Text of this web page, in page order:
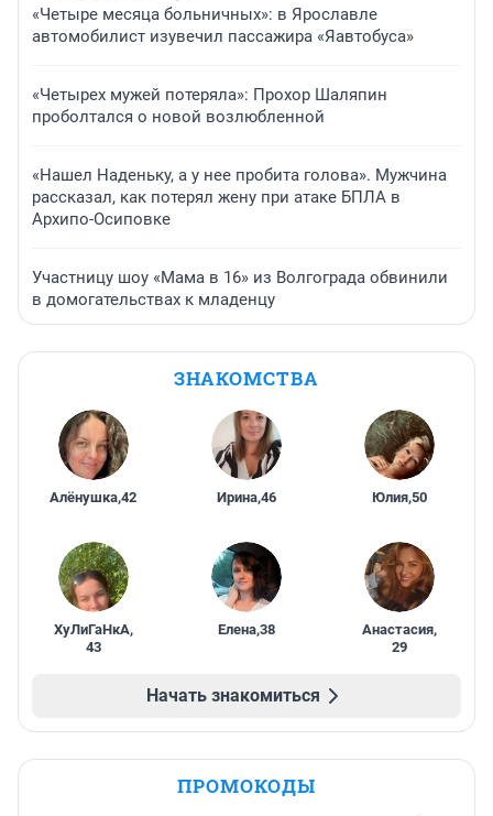
«Четыре месяца больничных»: в Ярославле
автомобилист изувечил пассажира «Яавтобуса»
«Четырех мужей потеряла»: Прохор Шаляпин
проболтался о новой возлюбленной
«Нашел Наденьку, а у нее пробита голова». Мужчина
рассказал, как потерял жену при атаке БПЛА в
Архипо-Осиповке
Участницу шоу «Мама в 16» из Волгограда обвинили
в домогательствах к младенцу
ЗНАКОМСТВА
Алёнушка,42 Ирина,46 Юлия,50
ХуЛиГаНкА,
43
Елена,38 Анастасия,
29
Начать знакомиться
ПРОМОКОДЫ